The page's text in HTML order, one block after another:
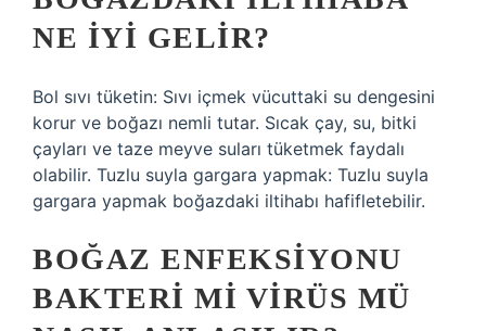
NE IYI GELIR?
Bol sıvı tüketin: Sıvı içmek vücuttaki su dengesini
korur ve boğazı nemli tutar. Sıcak çay, su, bitki
çayları ve taze meyve suları tüketmek faydalı
olabilir. Tuzlu suyla gargara yapmak: Tuzlu suyla
gargara yapmak boğazdaki iltihabı hafifletebilir.
BOĞAZ ENFEKSIYONU
BAKTERI MI VIRÜS MÜ